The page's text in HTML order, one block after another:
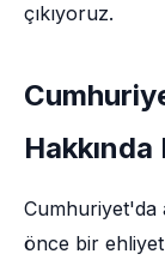
çıkıyoruz.
Cumhuriyet'da
önce bir ehliyet